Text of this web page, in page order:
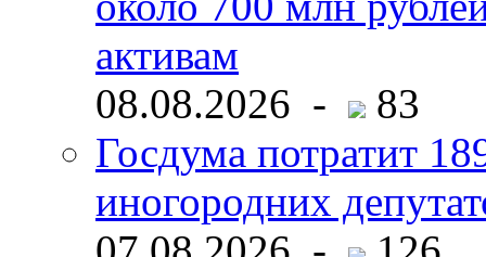
активам
08.08.2026 -
83
Госдума потратит
иногородних